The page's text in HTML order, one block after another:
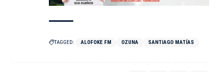
TAGGED: ALOFOKE FM OZUNA SANTIAGO MATÍAS